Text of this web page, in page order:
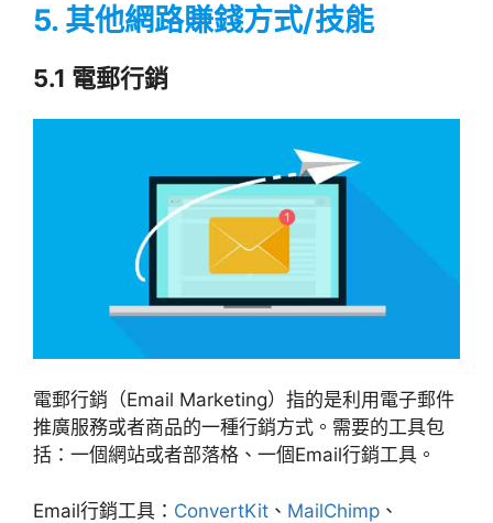
5. 其他網路賺錢方式/技能
5.1 電郵行銷
電郵行銷（Email Marketing）指的是利用電子郵件
推廣服務或者商品的一種行銷方式。需要的工具包
括：一個網站或者部落格、一個Email行銷工具。
Email行銷工具： ConvertKit 、 MailChimp 、